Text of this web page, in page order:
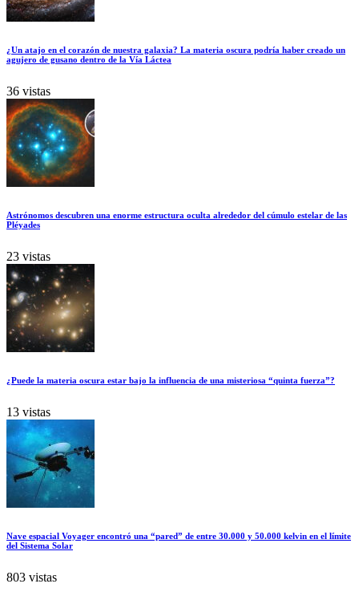
¿Un atajo en el corazón de nuestra galaxia? La materia oscura podría haber creado un
agujero de gusano dentro de la Vía Láctea
36 vistas
Astrónomos descubren una enorme estructura oculta alrededor del cúmulo estelar de las
Pléyades
23 vistas
¿Puede la materia oscura estar bajo la influencia de una misteriosa “quinta fuerza”?
13 vistas
Nave espacial Voyager encontró una “pared” de entre 30.000 y 50.000 kelvin en el límite
del Sistema Solar
803 vistas